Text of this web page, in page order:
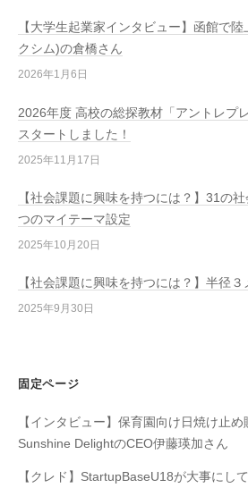
【大学生起業家インタビュー】函館で
クシム)の倉橋さん
2026年1月6日
2026年度 高校の総探教材「アントレプ
スタートしました！
2025年11月17日
【社会課題に興味を持つには？】31の
つのマイテーマ設定
2025年10月20日
【社会課題に興味を持つには？】半径
2025年9月30日
固定ページ
【インタビュー】保育園向け日焼け止め
Sunshine DelightのCEO伊藤瑛加さん
【クレド】StartupBaseU18が大事にし